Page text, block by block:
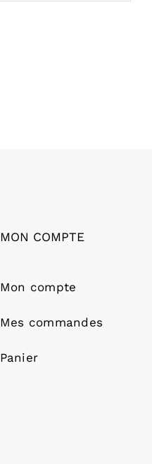
MON COMPTE
Mon compte
Mes commandes
Panier